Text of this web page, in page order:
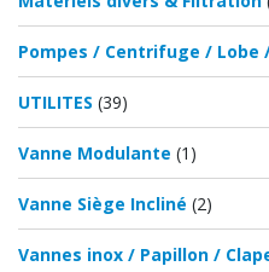
Pompes / Centrifuge / Lobe
UTILITES (39)
Vanne Modulante (1)
Vanne Siège Incliné (2)
Vannes inox / Papillon /